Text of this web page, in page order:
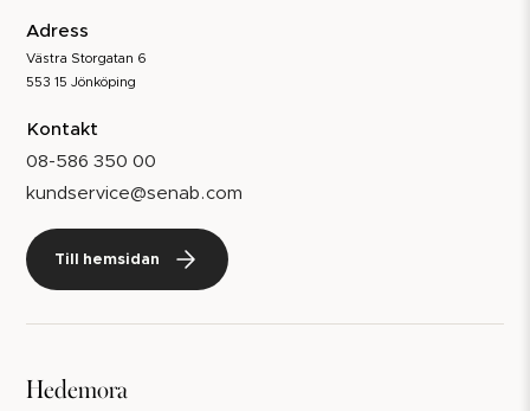
Adress
Västra Storgatan 6
553 15 Jönköping
Kontakt
08-586 350 00
kundservice@senab.com
Till hemsidan
Hedemora